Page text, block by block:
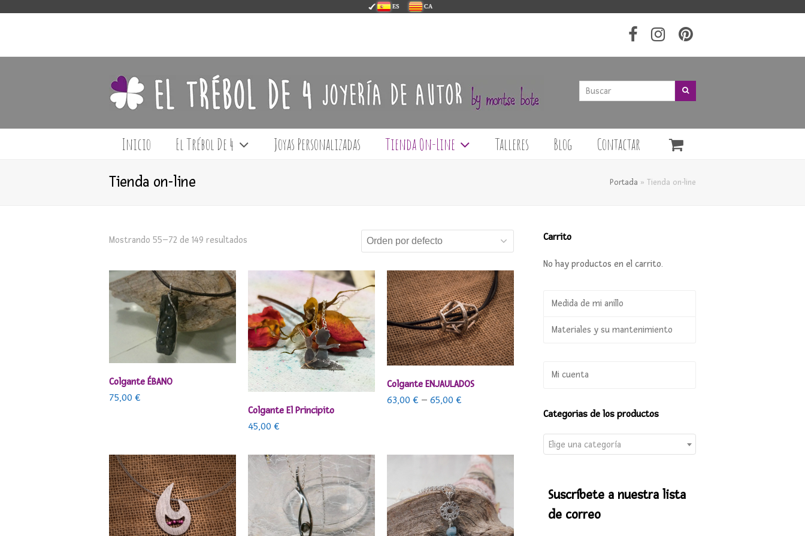
ES CA
Buscar
Inicio El Trébol De 4 Joyas Personalizadas Tienda On-Line Talleres Blog Contactar
Tienda on-line Portada » Tienda on-line
Mostrando 55–72 de 149 resultados
AÑADIR AL CARRITO
Colgante ÉBANO
75,00 €
AÑADIR AL CARRITO
Colgante El Principito
45,00€
SELECCIONAR OPCIONES
Colgante ENJAULADOS
63,00€ –65,00€
Carrito
No hay productos en el carrito.
Medida de mi anillo
Materiales y su mantenimiento
Mi cuenta
Categorias de los productos
Elige una categoría
Suscríbete a nuestra lista
de correo